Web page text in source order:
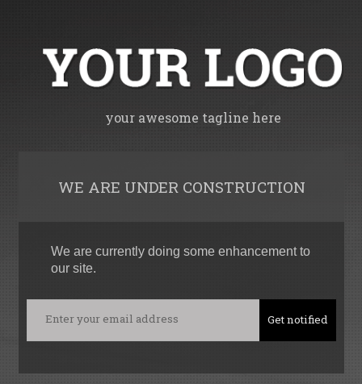
your awesome tagline here
WE ARE UNDER CONSTRUCTION
We are currently doing some enhancement to
our site.